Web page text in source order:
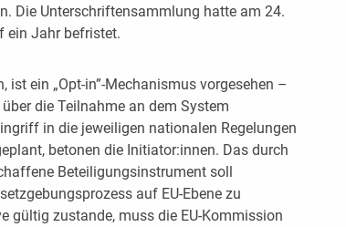
Die Unterschriftensammlung hatte am 24.
ein Jahr befristet.
ein „Opt-in”-Mechanismus vorgesehen –
die Teilnahme an dem System
in die jeweiligen nationalen Regelungen
betonen die Initiator:innen. Das durch
Beteiligungsinstrument soll
auf EU-Ebene zu
gültig zustande, muss die EU-Kommission